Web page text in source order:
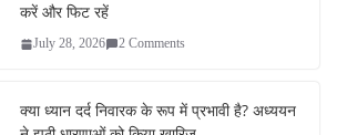
करें और फिट रहें
July 28, 2026 2 Comments
क्या ध्यान दर्द निवारक के रूप में प्रभावी है? अध्ययन